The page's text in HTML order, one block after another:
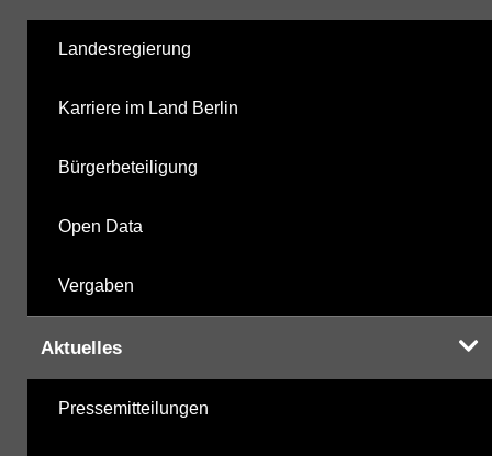
Landesregierung
Karriere im Land Berlin
Bürgerbeteiligung
Open Data
Vergaben
Aktuelles
Pressemitteilungen